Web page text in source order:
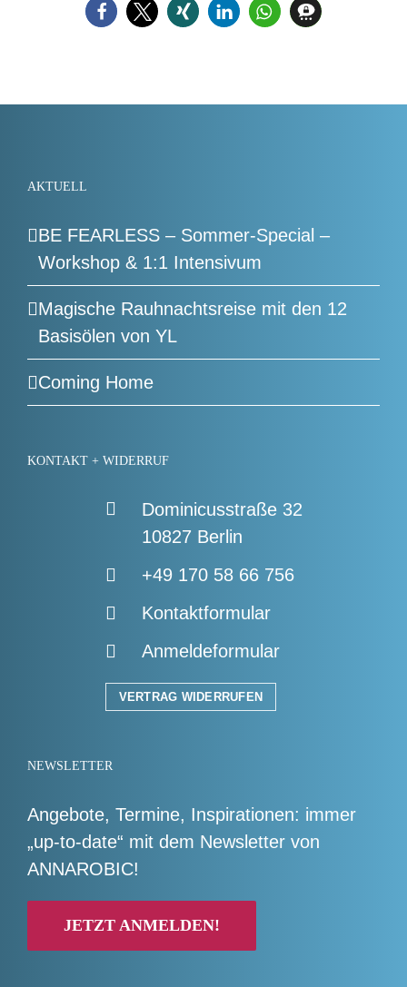
AKTUELL
BE FEARLESS – Sommer-Special –
Workshop & 1:1 Intensivum
Magische Rauhnachtsreise mit den 12
Basisölen von YL
Coming Home
KONTAKT + WIDERRUF
Dominicusstraße 32
10827 Berlin
+49 170 58 66 756
Kontaktformular
Anmeldeformular
VERTRAG WIDERRUFEN
NEWSLETTER
Angebote, Termine, Inspirationen: immer
„up-to-date“ mit dem Newsletter von
ANNAROBIC!
JETZT ANMELDEN!